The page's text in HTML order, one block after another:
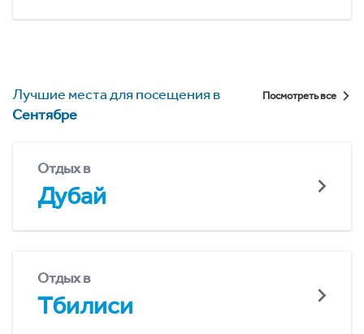
Лучшие места для посещения в
Сентябре
Посмотреть все
Отдых в
Дубай
Отдых в
Тбилиси